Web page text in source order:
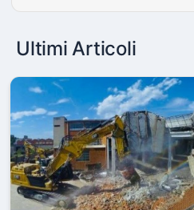
Ultimi Articoli